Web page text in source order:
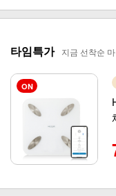
타임특가 지금 선착순
ON